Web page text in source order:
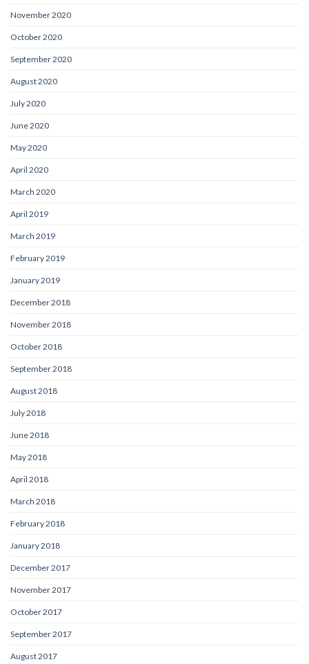
November 2020
October 2020
September 2020
August 2020
July 2020
June 2020
May 2020
April 2020
March 2020
April 2019
March 2019
February 2019
January 2019
December 2018
November 2018
October 2018
September 2018
August 2018
July 2018
June 2018
May 2018
April 2018
March 2018
February 2018
January 2018
December 2017
November 2017
October 2017
September 2017
August 2017